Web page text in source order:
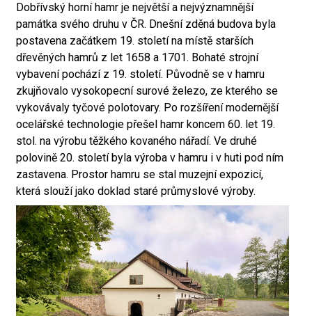
Dobřívský horní hamr je největší a nejvýznamnější
památka svého druhu v ČR. Dnešní zděná budova byla
postavena začátkem 19. století na místě starších
dřevěných hamrů z let 1658 a 1701. Bohaté strojní
vybavení pochází z 19. století. Původně se v hamru
zkujňovalo vysokopecní surové železo, ze kterého se
vykovávaly tyčové polotovary. Po rozšíření modernější
ocelářské technologie přešel hamr koncem 60. let 19.
stol. na výrobu těžkého kovaného nářadí. Ve druhé
polovině 20. století byla výroba v hamru i v huti pod ním
zastavena. Prostor hamru se stal muzejní expozicí,
která slouží jako doklad staré průmyslové výroby.